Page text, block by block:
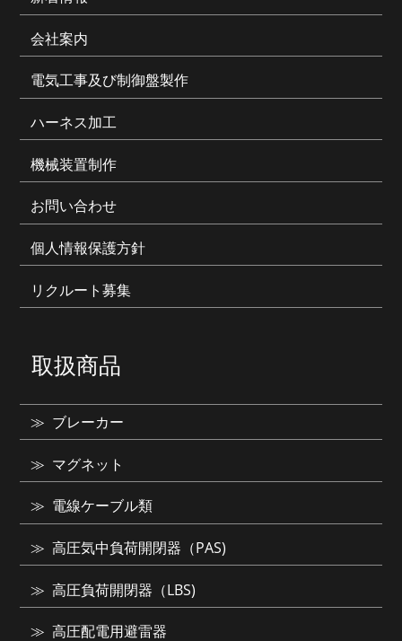
会社案内
電気工事及び制御盤製作
ハーネス加工
機械装置制作
お問い合わせ
個人情報保護方針
リクルート募集
取扱商品
ブレーカー
マグネット
電線ケーブル類
高圧気中負荷開閉器（PAS)
高圧負荷開閉器（LBS)
高圧配電用避雷器